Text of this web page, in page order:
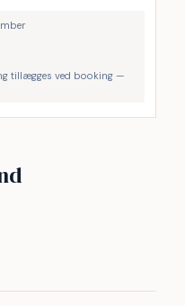
tillægges ved booking —
16
Karrebæksminde
Nykøbing Sjælland